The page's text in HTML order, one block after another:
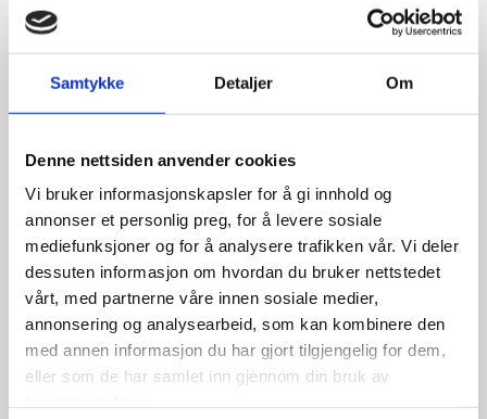
Samtykke Detaljer Om
Denne nettsiden anvender cookies
Vi bruker informasjonskapsler for å gi innhold og
annonser et personlig preg, for å levere sosiale
mediefunksjoner og for å analysere trafikken vår. Vi deler
dessuten informasjon om hvordan du bruker nettstedet
vårt, med partnerne våre innen sosiale medier,
annonsering og analysearbeid, som kan kombinere den
med annen informasjon du har gjort tilgjengelig for dem,
eller som de har samlet inn gjennom din bruk av
Pirelli P1 Cinturato 185/65R14
86T